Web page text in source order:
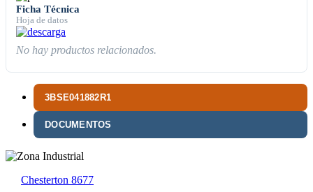
3BSE041882R1
DOCUMENTOS
Ficha Técnica
Hoja de datos
No hay productos relacionados.
Chesterton 8677